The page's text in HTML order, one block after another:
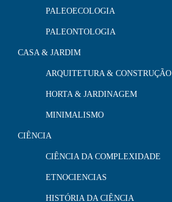
PALEOECOLOGIA
PALEONTOLOGIA
CASA & JARDIM
ARQUITETURA & CONSTRUÇÃO
HORTA & JARDINAGEM
MINIMALISMO
CIÊNCIA
CIÊNCIA DA COMPLEXIDADE
ETNOCIENCIAS
HISTÓRIA DA CIÊNCIA